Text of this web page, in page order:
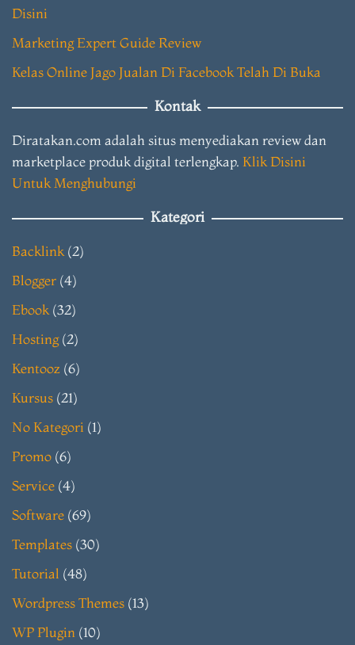
Disini
Marketing Expert Guide Review
Kelas Online Jago Jualan Di Facebook Telah Di Buka
Kontak
Diratakan.com adalah situs menyediakan review dan
marketplace produk digital terlengkap. Klik Disini
Untuk Menghubungi
Kategori
Backlink (2)
Blogger (4)
Ebook (32)
Hosting(2)
Kentooz (6)
Kursus (21)
No Kategori (1)
Promo (6)
Service (4)
Software (69)
Templates (30)
Tutorial (48)
Wordpress Themes (13)
WP Plugin (10)